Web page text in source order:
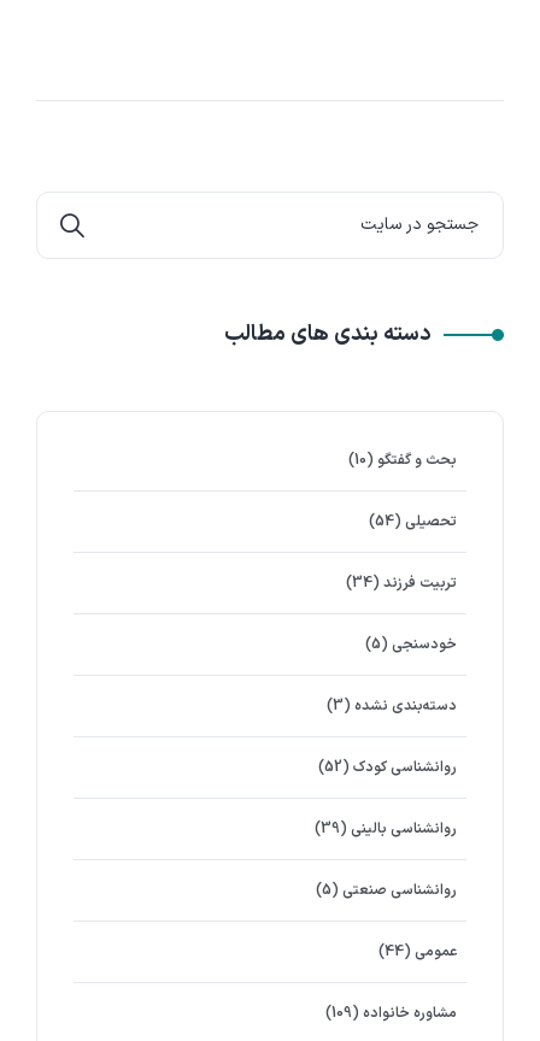
دسته بندی های مطالب
بحث و گفتگو (10)
تحصیلی (54)
تربیت فرزند (34)
خودسنجی (5)
دسته‌بندی نشده (3)
روانشناسي كودك (52)
روانشناسی بالینی (39)
روانشناسی صنعتی (5)
عمومی (44)
مشاوره خانواده (109)